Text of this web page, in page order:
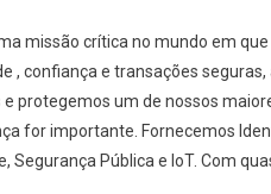
missão crítica no mundo em
, confiança e transações
protegemos um de nossos
for importante. Fornecemos
Segurança Pública e IoT. Com